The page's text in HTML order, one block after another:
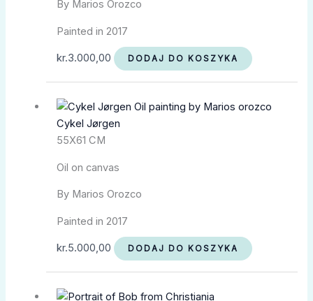
By Marios Orozco
Painted in 2017
kr.3.000,00 DODAJ DO KOSZYKA
Cykel Jørgen
55X61 CM
Oil on canvas
By Marios Orozco
Painted in 2017
kr.5.000,00 DODAJ DO KOSZYKA